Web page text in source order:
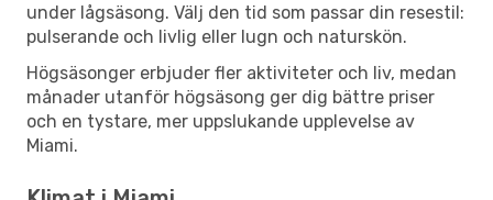
under lågsäsong. Välj den tid som passar din resestil:
pulserande och livlig eller lugn och naturskön.
Högsäsonger erbjuder fler aktiviteter och liv, medan
månader utanför högsäsong ger dig bättre priser
och en tystare, mer uppslukande upplevelse av
Miami.